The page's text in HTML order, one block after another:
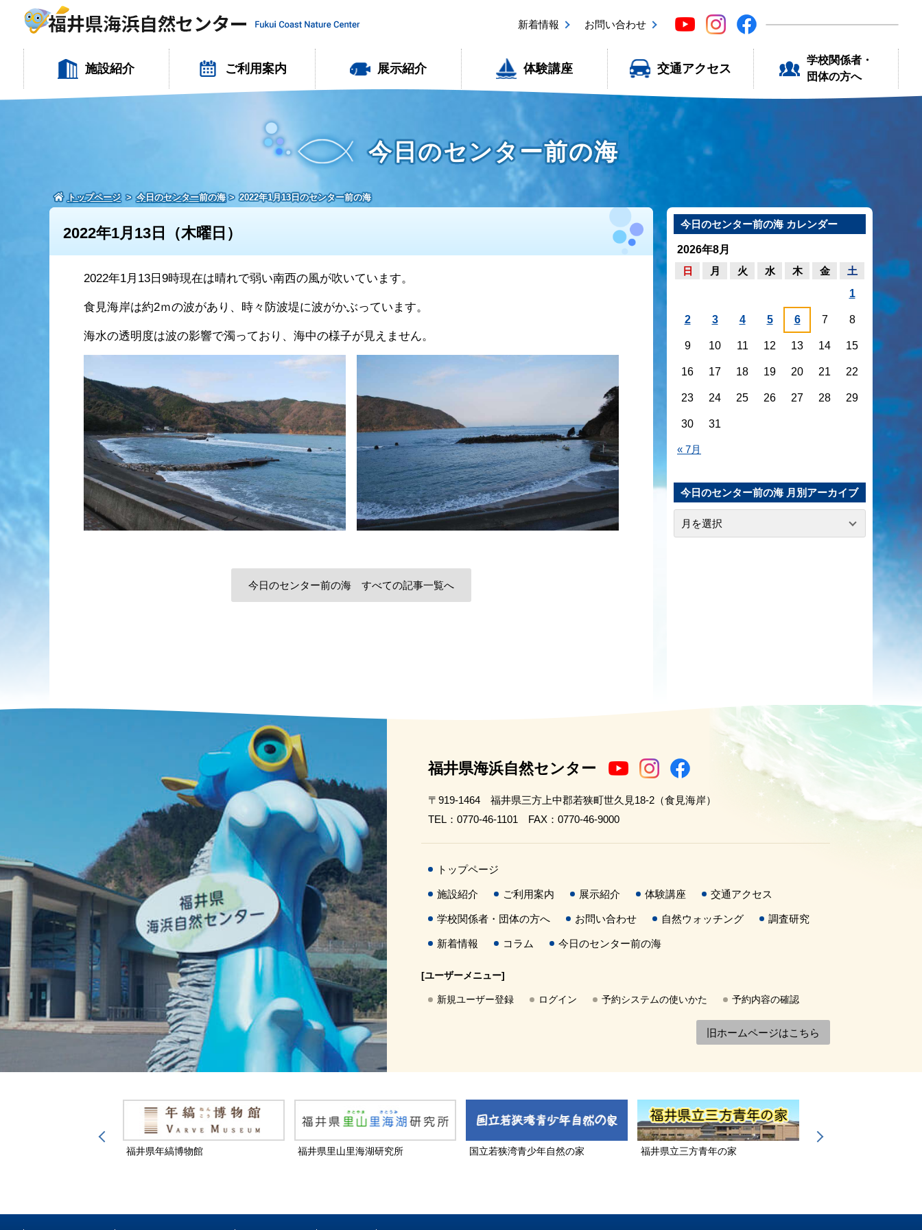
新着情報 お問い合わせ
施設紹介 ご利用案内 展示紹介 体験講座 交通アクセス
学校関係者・
団体の方へ
今日のセンター前の海
トップページ 今日のセンター前の海 2022年1月13日のセンター前の海
2022年1月13日（木曜日）
2022年1月13日9時現在は晴れで弱い南西の風が吹いています。
食見海岸は約2ｍの波があり、時々防波堤に波がかぶっています。
海水の透明度は波の影響で濁っており、海中の様子が見えません。
今日のセンター前の海 すべての記事一覧へ
今日のセンター前の海 カレンダー
2026年8月
日
月 火 水 木 金 土
« 7月
1
2 3 4 5 6 7 8
9 10 11 12 13 14 15
16 17 18 19 20 21 22
23 24 25 26 27 28 29
30 31
今日のセンター前の海 月別アーカイブ
福井県海浜自然センター
〒919-1464 福井県三方上中郡若狭町世久見18-2（食見海岸）
TEL：0770-46-1101 FAX：0770-46-9000
トップページ
施設紹介 ご利用案内 展示紹介 体験講座 交通アクセス
学校関係者・団体の方へ お問い合わせ 自然ウォッチング 調査研究
新着情報 コラム 今日のセンター前の海
[ユーザーメニュー]
新規ユーザー登録 ログイン 予約システムの使いかた 予約内容の確認
旧ホームページはこちら
福井県年縞博物館 福井県里山里海湖研究所 国立若狭湾青少年自然の家 福井県立三方青年の家